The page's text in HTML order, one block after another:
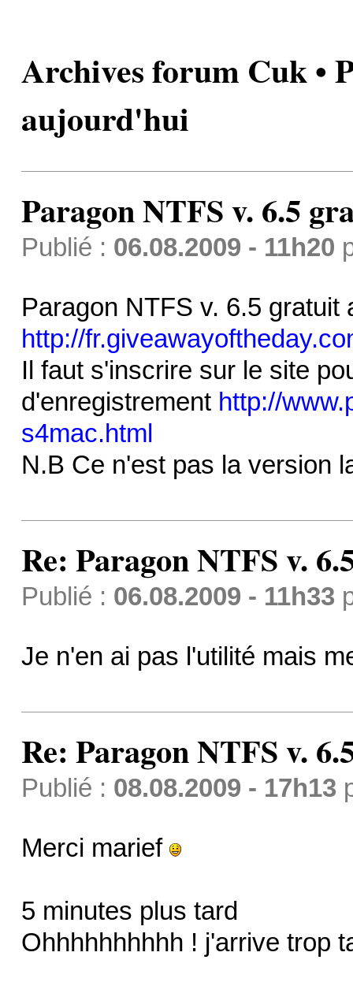
Archives forum Cuk •
aujourd'hui
Paragon NTFS v. 6.5
Publié : 06.08.2009 - 11h20
Paragon NTFS v. 6.5 gratuit
http://
Il faut s'inscrire sur le site
d'enregistrement http://
s4mac.html
N.B Ce n'est pas la version
Re: Paragon NTFS v.
Publié : 06.08.2009 - 11h33
Je n'en ai pas l'utilité mais
Re: Paragon NTFS v.
Publié : 08.08.2009 - 17h13
Merci marief
5 minutes plus tard
Ohhhhhhhhhh ! j'arrive trop